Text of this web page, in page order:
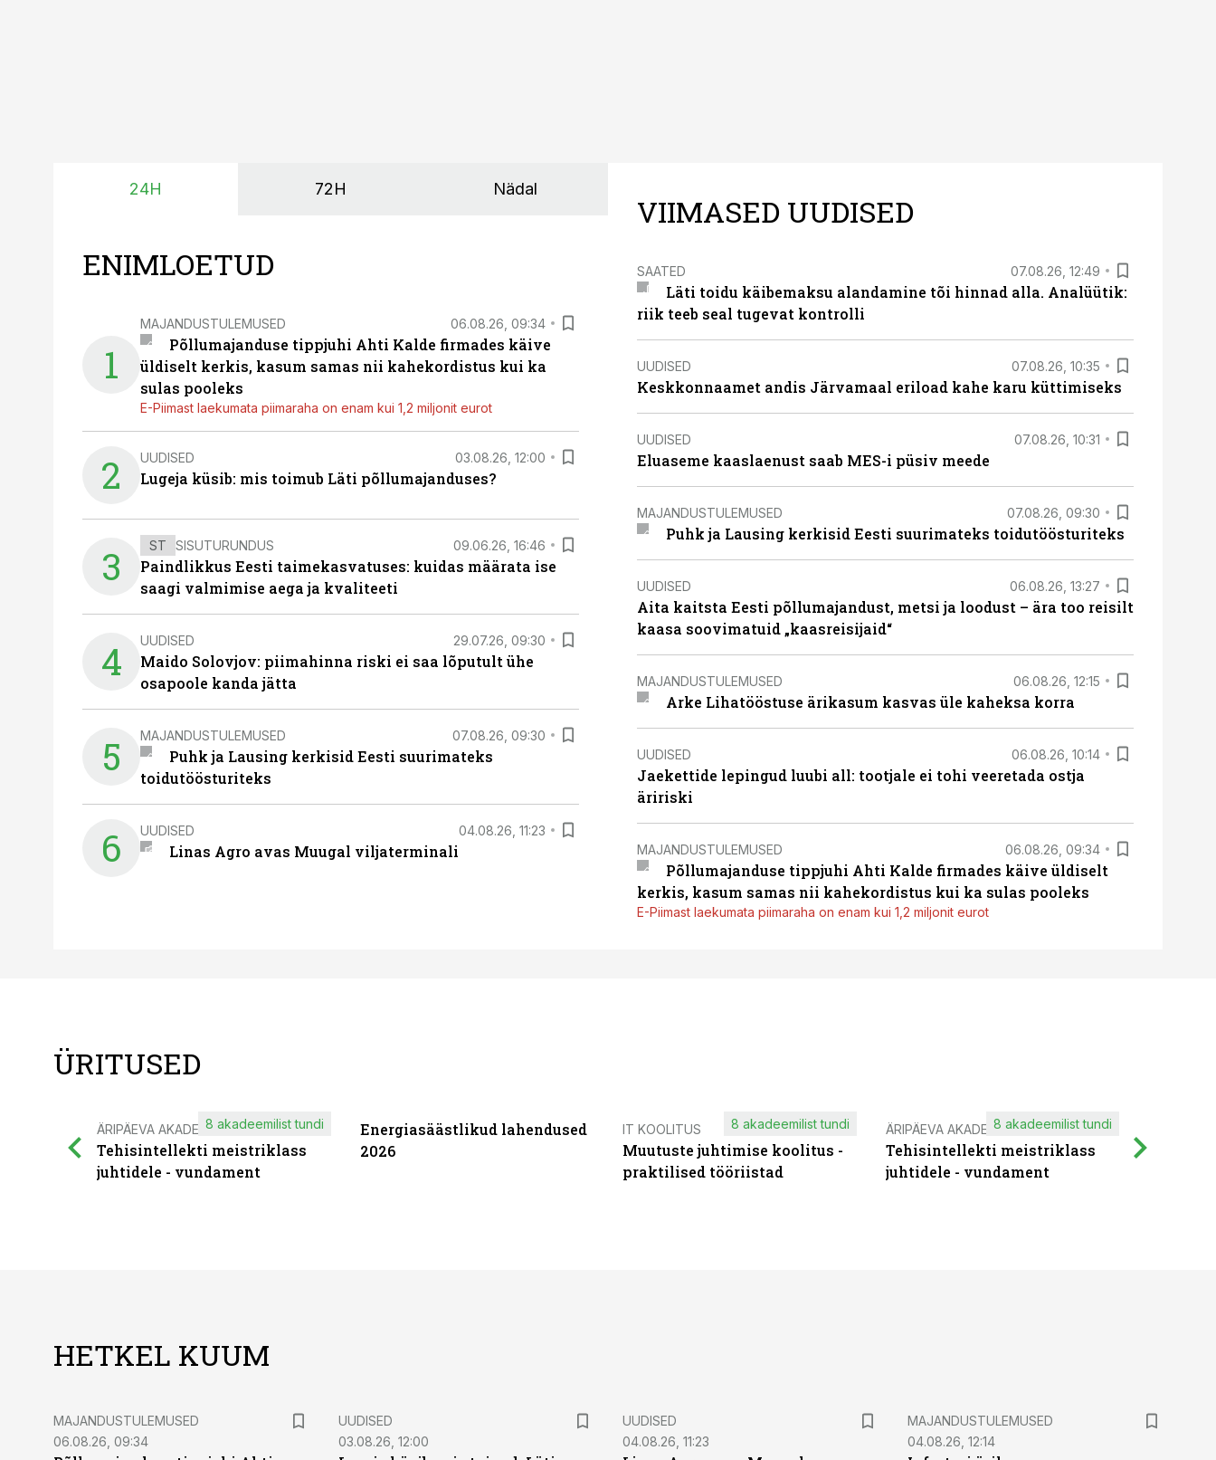
24H 72H Nädal
ENIMLOETUD
1
MAJANDUSTULEMUSED 06.08.26, 09:34
Põllumajanduse tippjuhi Ahti Kalde firmades käive
üldiselt kerkis, kasum samas nii kahekordistus kui ka
sulas pooleks
E-Piimast laekumata piimaraha on enam kui 1,2 miljonit eurot
2 UUDISED 03.08.26, 12:00
Lugeja küsib: mis toimub Läti põllumajanduses?
3 ST SISUTURUNDUS 09.06.26, 16:46
Paindlikkus Eesti taimekasvatuses: kuidas määrata ise
saagi valmimise aega ja kvaliteeti
4 UUDISED 29.07.26, 09:30
Maido Solovjov: piimahinna riski ei saa lõputult ühe
osapoole kanda jätta
5 MAJANDUSTULEMUSED 07.08.26, 09:30
Puhk ja Lausing kerkisid Eesti suurimateks
toidutöösturiteks
6 UUDISED 04.08.26, 11:23
Linas Agro avas Muugal viljaterminali
VIIMASED UUDISED
SAATED 07.08.26, 12:49
Läti toidu käibemaksu alandamine tõi hinnad alla. Analüütik:
riik teeb seal tugevat kontrolli
UUDISED 07.08.26, 10:35
Keskkonnaamet andis Järvamaal eriload kahe karu küttimiseks
UUDISED 07.08.26, 10:31
Eluaseme kaaslaenust saab MES-i püsiv meede
MAJANDUSTULEMUSED 07.08.26, 09:30
Puhk ja Lausing kerkisid Eesti suurimateks toidutöösturiteks
UUDISED 06.08.26, 13:27
Aita kaitsta Eesti põllumajandust, metsi ja loodust – ära too reisilt
kaasa soovimatuid „kaasreisijaid“
MAJANDUSTULEMUSED 06.08.26, 12:15
Arke Lihatööstuse ärikasum kasvas üle kaheksa korra
UUDISED 06.08.26, 10:14
Jaekettide lepingud luubi all: tootjale ei tohi veeretada ostja
äririski
MAJANDUSTULEMUSED 06.08.26, 09:34
Põllumajanduse tippjuhi Ahti Kalde firmades käive üldiselt
kerkis, kasum samas nii kahekordistus kui ka sulas pooleks
E-Piimast laekumata piimaraha on enam kui 1,2 miljonit eurot
ÜRITUSED
ÄRIPÄEVA AKADEEMIA
Tehisintellekti meistriklass
juhtidele - vundament
8 akadeemilist tundi
Energiasäästlikud lahendused
2026
IT KOOLITUS
Muutuste juhtimise koolitus -
praktilised tööriistad
8 akadeemilist tundi ÄRIPÄEVA AKADEEMIA
Tehisintellekti meistriklass
juhtidele - vundament
8 akadeemilist tundi
HETKEL KUUM
MAJANDUSTULEMUSED
06.08.26, 09:34
UUDISED
03.08.26, 12:00
UUDISED
04.08.26, 11:23
MAJANDUSTULEMUSED
04.08.26, 12:14